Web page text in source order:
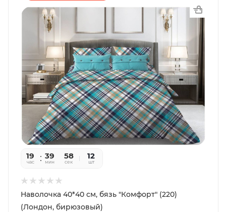
19
час
39
мин
56
сек
12
шт
Наволочка 40*40 см, бязь "Комфорт" (220)
(Лондон, бирюзовый)